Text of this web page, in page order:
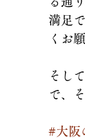
満足
くお
そし
で、
#大阪